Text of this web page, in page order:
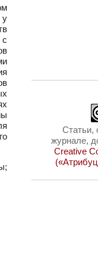
Статьи,
журнале,
Creative